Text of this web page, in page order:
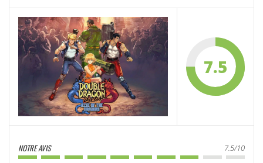
7.5
NOTRE AVIS 7.5/10